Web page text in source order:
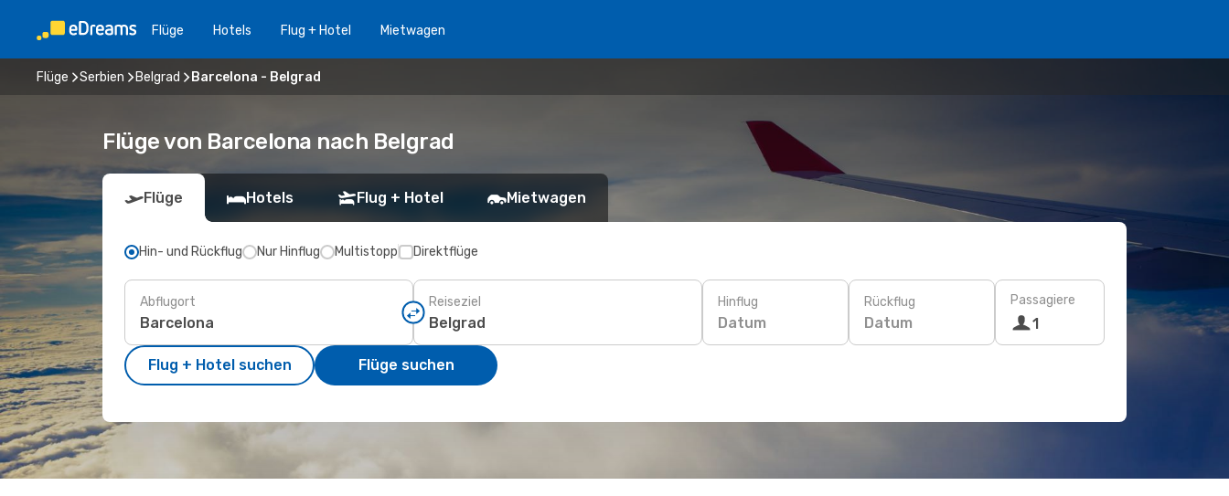
Flüge Hotels Flug + Hotel Mietwagen
Flüge Serbien Belgrad Barcelona - Belgrad
Flüge von Barcelona nach Belgrad
Flüge Hotels Flug + Hotel Mietwagen
Hin- und Rückflug Nur Hinflug Multistopp Direktflüge
Abflugort Reiseziel Hinflug
Datum
Rückflug
Datum
Passagiere
1
Flug + Hotel suchen Flüge suchen